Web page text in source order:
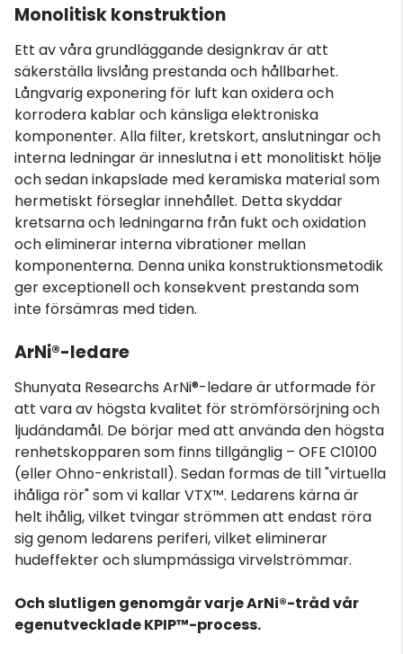
Monolitisk konstruktion
Ett av våra grundläggande designkrav är att
säkerställa livslång prestanda och hållbarhet.
Långvarig exponering för luft kan oxidera och
korrodera kablar och känsliga elektroniska
komponenter. Alla filter, kretskort, anslutningar och
interna ledningar är inneslutna i ett monolitiskt hölje
och sedan inkapslade med keramiska material som
hermetiskt förseglar innehållet. Detta skyddar
kretsarna och ledningarna från fukt och oxidation
och eliminerar interna vibrationer mellan
komponenterna. Denna unika konstruktionsmetodik
ger exceptionell och konsekvent prestanda som
inte försämras med tiden.
ArNi®-ledare
Shunyata Researchs ArNi®-ledare är utformade för
att vara av högsta kvalitet för strömförsörjning och
ljudändamål. De börjar med att använda den högsta
renhetskopparen som finns tillgänglig – OFE C10100
(eller Ohno-enkristall). Sedan formas de till "virtuella
ihåliga rör" som vi kallar VTX™. Ledarens kärna är
helt ihålig, vilket tvingar strömmen att endast röra
sig genom ledarens periferi, vilket eliminerar
hudeffekter och slumpmässiga virvelströmmar.
Och slutligen genomgår varje ArNi®-tråd vår
egenutvecklade KPIP™-process.